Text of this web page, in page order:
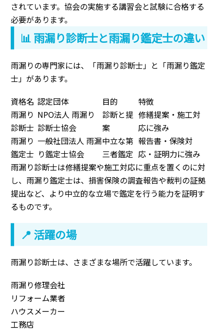
されています。協会の実施する講習会と試験に合格する
必要があります。
📊 雨漏り診断士と雨漏り鑑定士の違い
雨漏りの専門家には、「雨漏り診断士」と「雨漏り鑑定
士」があります。
資格名 認定団体 目的
特徴
雨漏り
診断士
NPO法人 雨漏り
診断士協会
診断と提
案
修繕提案・施工対
応に強み
雨漏り
鑑定士
一般社団法人 雨漏
り鑑定士協会
中立な第
三者鑑定
報告書・保険対
応・証明力に強み
雨漏り診断士は修繕提案や施工対応に重点を置くのに対
し、雨漏り鑑定士は、損害保険の調査報告や裁判の証拠
提出など、より中立的な立場で鑑定を行う能力を証明す
るものです。
📍 活躍の場
雨漏り診断士は、さまざまな場所で活躍しています。
雨漏り修理会社
リフォーム業者
ハウスメーカー
工務店